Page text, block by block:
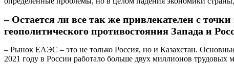
– Остается ли все так же привлекателен с
геополитического противостояния Запада и
– Рынок ЕАЭС – это не только Россия, но и Казахстан.
2021 году в России работало больше двух миллионов трудовых